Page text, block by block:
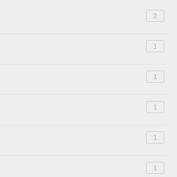
2
1
1
1
1
1